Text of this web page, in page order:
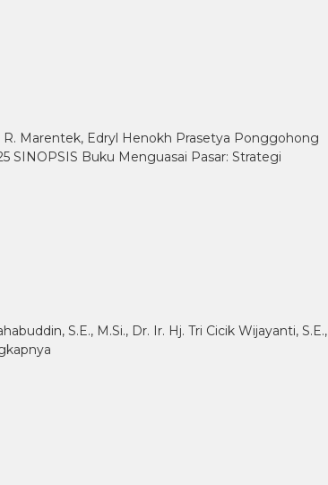
Marentek, Edryl Henokh Prasetya Ponggohong
SINOPSIS Buku Menguasai Pasar: Strategi
S.E., M.Si., Dr. Ir. Hj. Tri Cicik Wijayanti, S.E.,